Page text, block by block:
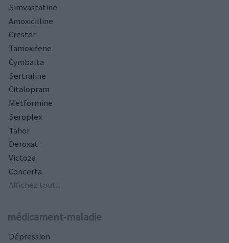
Simvastatine
Amoxicilline
Crestor
Tamoxifene
Cymbalta
Sertraline
Citalopram
Metformine
Seroplex
Tahor
Deroxat
Victoza
Concerta
Affichez tout...
médicament-maladie
Dépression